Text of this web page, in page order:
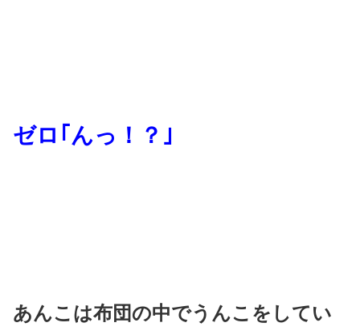
ゼロ｢んっ！？｣
あんこは布団の中でうんこをしてい